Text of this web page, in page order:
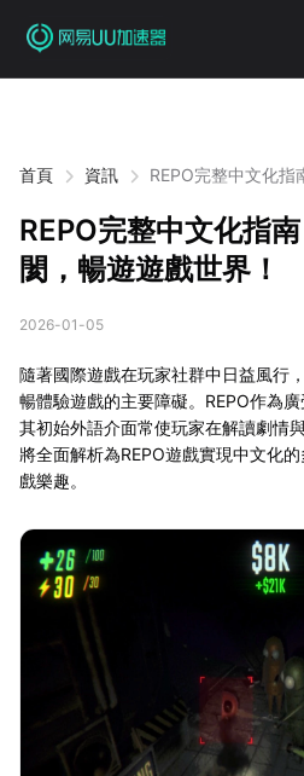
首頁 資訊
REPO完整中文化指
REPO完整中文化指
閡，暢遊遊戲世界！
2026-01-05
隨著國際遊戲在玩家社群中日益風行
暢體驗遊戲的主要障礙。REPO作為
其初始外語介面常使玩家在解讀劇情
將全面解析為REPO遊戲實現中文化
戲樂趣。